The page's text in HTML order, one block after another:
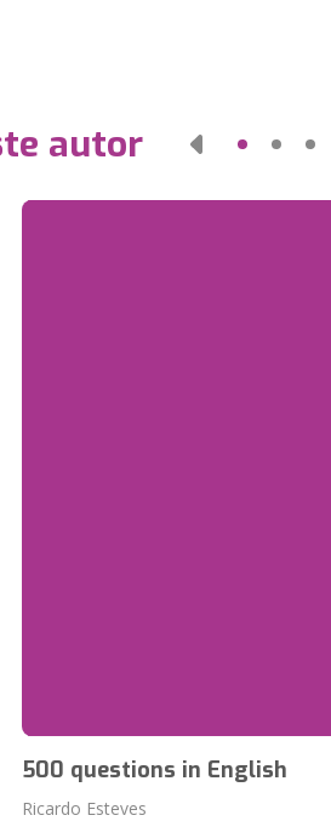
autor
500 questions in English
Ricardo Esteves